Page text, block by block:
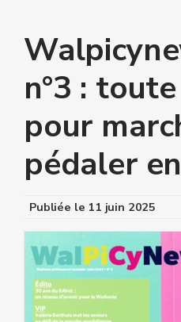
n°3 :
pour
pédaler
Publiée le 11 juin 2025